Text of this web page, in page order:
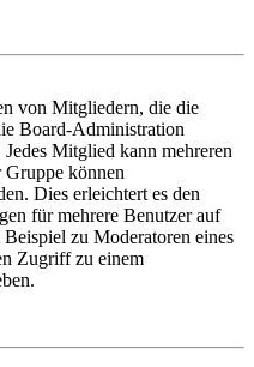
von Mitgliedern, die die
Board-Administration
Mitglied kann mehreren
Gruppe können
Dies erleichtert es den
für mehrere Benutzer auf
zu Moderatoren eines
Zugriff zu einem